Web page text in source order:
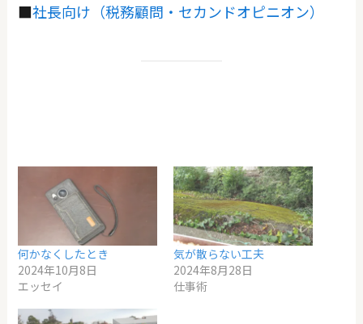
■社長向け（税務顧問・セカンドオピニオン）
何かなくしたとき
2024年10月8日
エッセイ
気が散らない工夫
2024年8月28日
仕事術